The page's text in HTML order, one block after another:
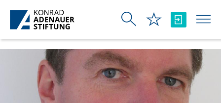
Skip to Main Content